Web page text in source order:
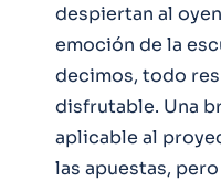
despiertan al
emoción de la
decimos, todo
disfrutable. Una
aplicable al
las apuestas, pero